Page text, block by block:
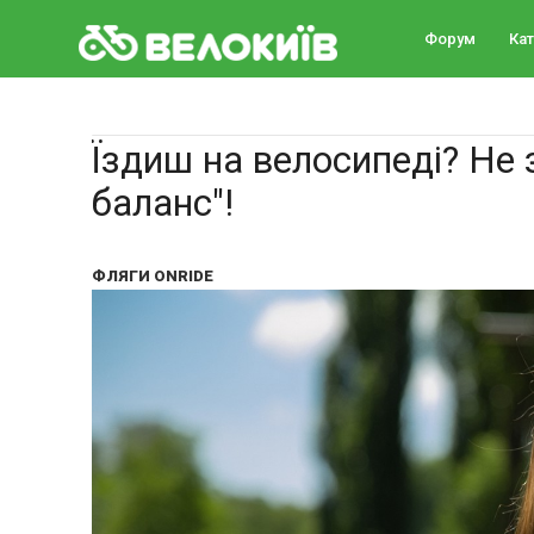
Їздиш на велосипеді?
баланс"!
ФЛЯГИ ONRIDE
Форум